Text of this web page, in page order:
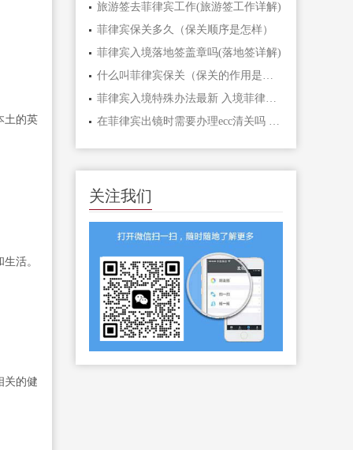
土的英
活。
关的健
旅游签去菲律宾工作(旅游签工作详解)
菲律宾保关多久（保关顺序是怎样）
菲律宾入境落地签盖章吗(落地签详解)
什么叫菲律宾保关（保关的作用是什么）
菲律宾入境特殊办法最新 入境菲律宾可以办哪些签证
在菲律宾出镜时需要办理ecc清关吗 ecc清关主要作用是什么
关注我们